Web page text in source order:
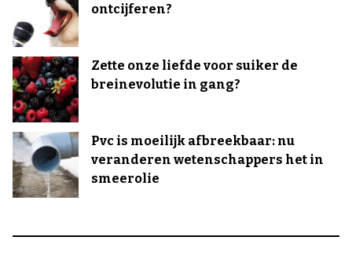
ontcijferen?
Zette onze liefde voor suiker de
breinevolutie in gang?
Pvc is moeilijk afbreekbaar: nu
veranderen wetenschappers het in
smeerolie